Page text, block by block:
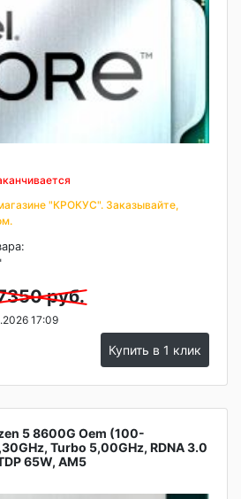
"КРОКУС". Заказывайте,
руб.
17:09
Купить в 1 клик
5 8600G Oem (100-
Turbo 5,00GHz, RDNA 3.0
65W, AM5